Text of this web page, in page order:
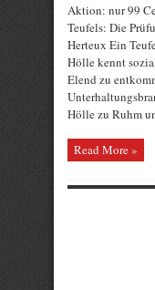
Aktion: nur 99
Teufels: Die
Herteux Ein
Hölle kennt
Elend zu
Hölle zu Ruhm
Read More »